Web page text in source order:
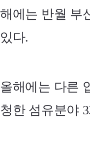
해에는 반월 부
있다.
올해에는 다른
청한 섬유분야